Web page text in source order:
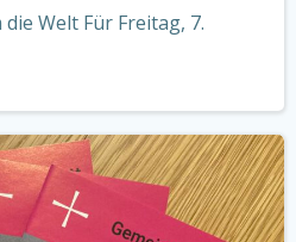
Welt Für Freitag, 7.